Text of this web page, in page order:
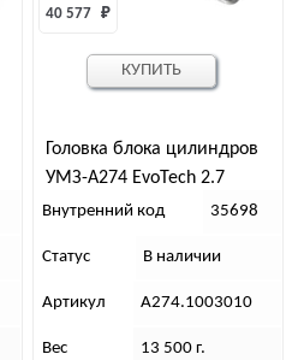
Головка блока цилиндров
УМЗ-А274 EvoTech 2.7
40 577 ₽
Внутренний код 35698
Статус В наличии
Артикул А274.1003010
Вес 13 500 г.
КУПИТЬ